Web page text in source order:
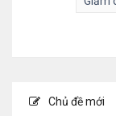
Chủ đề mới